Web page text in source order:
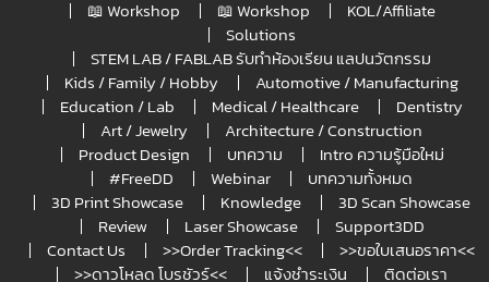
📖 Workshop
📖 Workshop
KOL/Affiliate
Solutions
STEM LAB / FABLAB รับทำห้องเรียน แลปนวัตกรรม
Kids / Family / Hobby
Automotive / Manufacturing
Education / Lab
Medical / Healthcare
Dentistry
Art / Jewelry
Architecture / Construction
Product Design
บทความ
Intro ความรู้มือใหม่
#FreeDD
Webinar
บทความทั้งหมด
3D Print Showcase
Knowledge
3D Scan Showcase
Review
Laser Showcase
Support3DD
Contact Us
>>Order Tracking<<
>>ขอใบเสนอราคา<<
>>ดาวโหลด โบรชัวร์<<
แจ้งชำระเงิน ติดต่อเรา